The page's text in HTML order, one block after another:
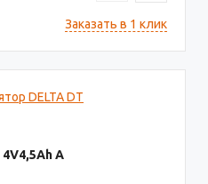
Заказать в 1 клик
4V4,5